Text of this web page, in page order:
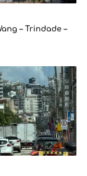
– Trindade –